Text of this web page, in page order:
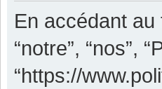
En accédant au
“notre”, “nos”,
“https://